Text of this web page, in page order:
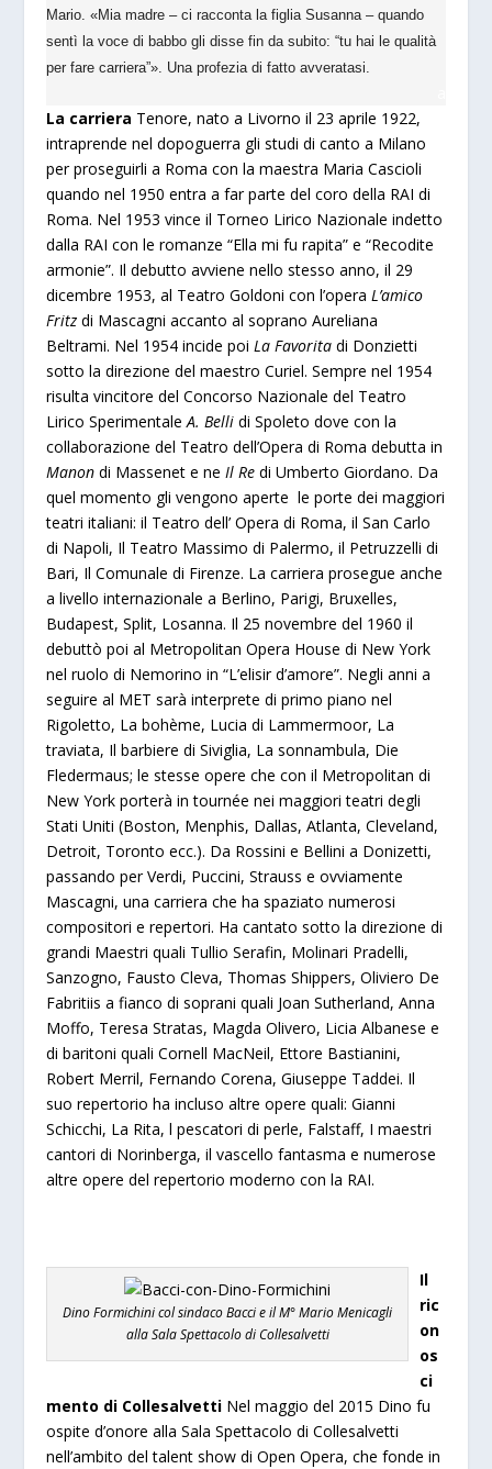
Mario. «Mia madre – ci racconta la figlia Susanna – quando
sentì la voce di babbo gli disse fin da subito: “tu hai le qualità
per fare carriera”». Una profezia di fatto avveratasi.
La carriera Tenore, nato a Livorno il 23 aprile 1922,
intraprende nel dopoguerra gli studi di canto a Milano
per proseguirli a Roma con la maestra Maria Cascioli
quando nel 1950 entra a far parte del coro della RAI di
Roma. Nel 1953 vince il Torneo Lirico Nazionale indetto
dalla RAI con le romanze “Ella mi fu rapita” e “Recodite
armonie”. Il debutto avviene nello stesso anno, il 29
dicembre 1953, al Teatro Goldoni con l’operaL’amico
Fritz di Mascagni accanto al soprano Aureliana
Beltrami. Nel 1954 incide poiLa Favorita di Donzietti
sotto la direzione del maestro Curiel. Sempre nel 1954
risulta vincitore del Concorso Nazionale del Teatro
Lirico SperimentaleA. Belli di Spoleto dove con la
collaborazione del Teatro dell’Opera di Roma debutta in
Manon di Massenet e neIl Re di Umberto Giordano. Da
quel momento gli vengono aperte le porte dei maggiori
teatri italiani: il Teatro dell’ Opera di Roma, il San Carlo
di Napoli, Il Teatro Massimo di Palermo, il Petruzzelli di
Bari, Il Comunale di Firenze. La carriera prosegue anche
a livello internazionale a Berlino, Parigi, Bruxelles,
Budapest, Split, Losanna. Il 25 novembre del 1960 il
debuttò poi al Metropolitan Opera House di New York
nel ruolo di Nemorino in “L’elisir d’amore”. Negli anni a
seguire al MET sarà interprete di primo piano nel
Rigoletto, La bohème, Lucia di Lammermoor, La
traviata, Il barbiere di Siviglia, La sonnambula, Die
Fledermaus; le stesse opere che con il Metropolitan di
New York porterà in tournée nei maggiori teatri degli
Stati Uniti (Boston, Menphis, Dallas, Atlanta, Cleveland,
Detroit, Toronto ecc.). Da Rossini e Bellini a Donizetti,
passando per Verdi, Puccini, Strauss e ovviamente
Mascagni, una carriera che ha spaziato numerosi
compositori e repertori. Ha cantato sotto la direzione di
grandi Maestri quali Tullio Serafin, Molinari Pradelli,
Sanzogno, Fausto Cleva, Thomas Shippers, Oliviero De
Fabritiis a fianco di soprani quali Joan Sutherland, Anna
Moffo, Teresa Stratas, Magda Olivero, Licia Albanese e
di baritoni quali Cornell MacNeil, Ettore Bastianini,
Robert Merril, Fernando Corena, Giuseppe Taddei. Il
suo repertorio ha incluso altre opere quali: Gianni
Schicchi, La Rita, l pescatori di perle, Falstaff, I maestri
cantori di Norinberga, il vascello fantasma e numerose
altre opere del repertorio moderno con la RAI.
Dino Formichini col sindaco Bacci e il M° Mario Menicagli
alla Sala Spettacolo di Collesalvetti
Il
ric
on
os
ci
mento di Collesalvetti Nel maggio del 2015 Dino fu
ospite d’onore alla Sala Spettacolo di Collesalvetti
nell’ambito del talent show di Open Opera, che fonde in